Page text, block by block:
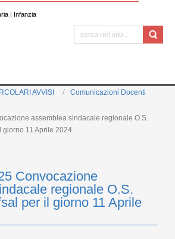
| Infanzia
AVVISI Comunicazioni Docenti
assemblea sindacale regionale O.S.
giorno 11 Aprile 2024
Convocazione
regionale O.S.
per il giorno 11 Aprile